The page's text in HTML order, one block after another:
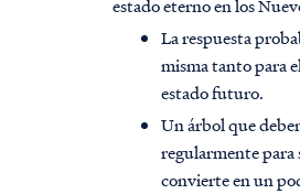
estado eterno en los
La respuesta
misma tanto para
estado futuro.
Un árbol que
regularmente para
convierte en un